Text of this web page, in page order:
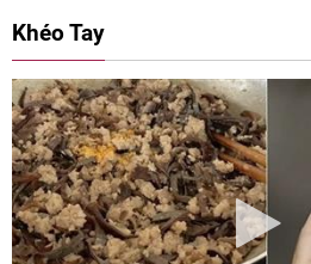
Khéo Tay